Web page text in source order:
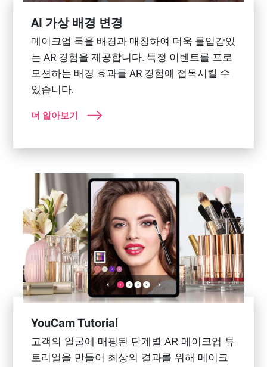
AI 가상 배경 변경
메이크업 룩을 배경과 매칭하여 더욱 몰입감있
는 AR 경험을 제공합니다. 특정 이벤트를 프로
모션하는 배경 효과를 AR 경험에 접목시킬 수
있습니다.
더 알아보기
YouCam Tutorial
고객의 얼굴에 매핑된 단계별 AR 메이크업 튜
토리얼을 만들어 최상의 결과를 위해 메이크